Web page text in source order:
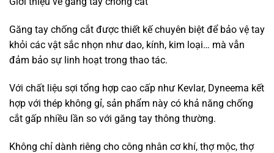
Găng tay chống cắt được thiết kế chuyên biệt để bảo vệ tay
khỏi các vật sắc nhọn như dao, kính, kim loại… mà vẫn
đảm bảo sự linh hoạt trong thao tác.
Với chất liệu sợi tổng hợp cao cấp như Kevlar, Dyneema kết
hợp với thép không gỉ, sản phẩm này có khả năng chống
cắt gấp nhiều lần so với găng tay thông thường.
Không chỉ dành riêng cho công nhân cơ khí, thợ mộc, thợ